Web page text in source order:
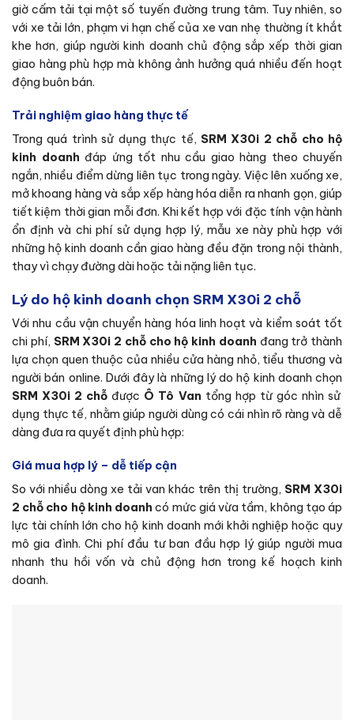
giờ cấm tải tại một số tuyến đường trung tâm. Tuy nhiên, so
với xe tải lớn, phạm vi hạn chế của xe van nhẹ thường ít khắt
khe hơn, giúp người kinh doanh chủ động sắp xếp thời gian
giao hàng phù hợp mà không ảnh hưởng quá nhiều đến hoạt
động buôn bán.
Trải nghiệm giao hàng thực tế
Trong quá trình sử dụng thực tế, SRM X30i 2 chỗ cho hộ
kinh doanh đáp ứng tốt nhu cầu giao hàng theo chuyến
ngắn, nhiều điểm dừng liên tục trong ngày. Việc lên xuống xe,
mở khoang hàng và sắp xếp hàng hóa diễn ra nhanh gọn, giúp
tiết kiệm thời gian mỗi đơn. Khi kết hợp với đặc tính vận hành
ổn định và chi phí sử dụng hợp lý, mẫu xe này phù hợp với
những hộ kinh doanh cần giao hàng đều đặn trong nội thành,
thay vì chạy đường dài hoặc tải nặng liên tục.
Lý do hộ kinh doanh chọn SRM X30i 2 chỗ
Với nhu cầu vận chuyển hàng hóa linh hoạt và kiểm soát tốt
chi phí, SRM X30i 2 chỗ cho hộ kinh doanh đang trở thành
lựa chọn quen thuộc của nhiều cửa hàng nhỏ, tiểu thương và
người bán online. Dưới đây là những lý do hộ kinh doanh chọn
SRM X30i 2 chỗ được Ô Tô Van tổng hợp từ góc nhìn sử
dụng thực tế, nhằm giúp người dùng có cái nhìn rõ ràng và dễ
dàng đưa ra quyết định phù hợp:
Giá mua hợp lý – dễ tiếp cận
So với nhiều dòng xe tải van khác trên thị trường, SRM X30i
2 chỗ cho hộ kinh doanh có mức giá vừa tầm, không tạo áp
lực tài chính lớn cho hộ kinh doanh mới khởi nghiệp hoặc quy
mô gia đình. Chi phí đầu tư ban đầu hợp lý giúp người mua
nhanh thu hồi vốn và chủ động hơn trong kế hoạch kinh
doanh.